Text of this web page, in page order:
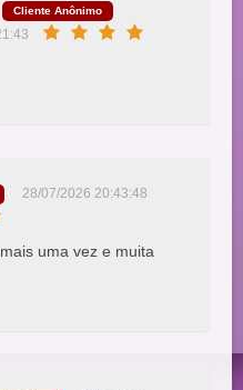
Cliente Anônimo
28/07/2026 20:43:48
uma vez e muita